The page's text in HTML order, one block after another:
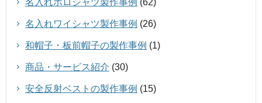
名入れポロシャツ製作事例 (62)
名入れワイシャツ製作事例 (26)
和帽子・板前帽子の製作事例 (1)
商品・サービス紹介 (30)
安全反射ベストの製作事例 (15)